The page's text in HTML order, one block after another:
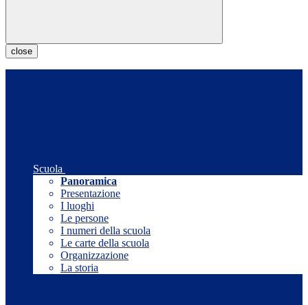
close
Scuola
Panoramica
Presentazione
I luoghi
Le persone
I numeri della scuola
Le carte della scuola
Organizzazione
La storia